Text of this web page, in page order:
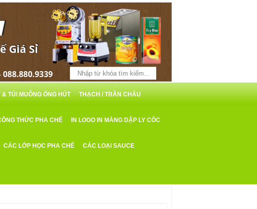
& TÚI MUỖNG ỐNG HÚT THẠCH / TRÂN CHÂU
THỨC PHA CHẾ IN LOGO IN MÀNG DẬP LY CỐC
CÁC LỚP HỌC PHA CHẾ CÁC LOẠI SAUCE